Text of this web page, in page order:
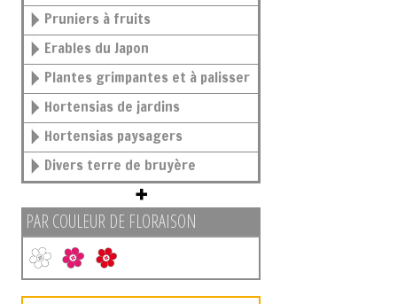
Pruniers à fruits
Erables du Japon
Plantes grimpantes et à palisser
Hortensias de jardins
Hortensias paysagers
Divers terre de bruyère
PAR COULEUR DE FLORAISON